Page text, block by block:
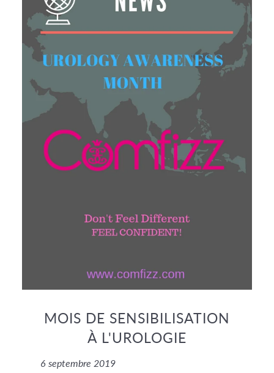
MOIS DE SENSIBILISATION
À L'UROLOGIE
6 septembre 2019